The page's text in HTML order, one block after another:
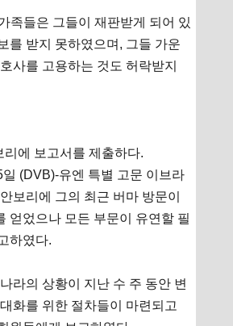
족들은 그들이 재판받게 되어 있
를 받지 못하였으며, 그들 가운
사를 고용하는 것도 허락받지
리에 보고서를 제출하다.
(DVB)-유엔 특별 고문 이브라
보리에 그의 최근 버마 방문이
얻었으나 모든 부문이 유연할 필
하였다.
라의 상황이 지난 수 주 동안 변
화를 위한 절차들이 마련되고